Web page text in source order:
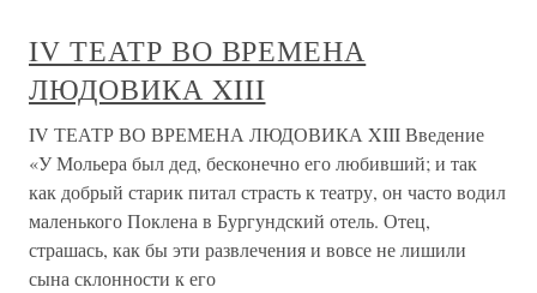
IV ТЕАТР ВО ВРЕМЕНА
ЛЮДОВИКА XIII
IV ТЕАТР ВО ВРЕМЕНА ЛЮДОВИКА XIII Введение
«У Мольера был дед, бесконечно его любивший; и так
как добрый старик питал страсть к театру, он часто водил
маленького Поклена в Бургундский отель. Отец,
страшась, как бы эти развлечения и вовсе не лишили
сына склонности к его